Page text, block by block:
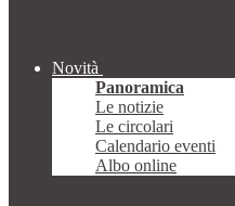
Novità
Panoramica
Le notizie
Le circolari
Calendario eventi
Albo online